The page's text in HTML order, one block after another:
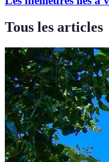
Tous les articles